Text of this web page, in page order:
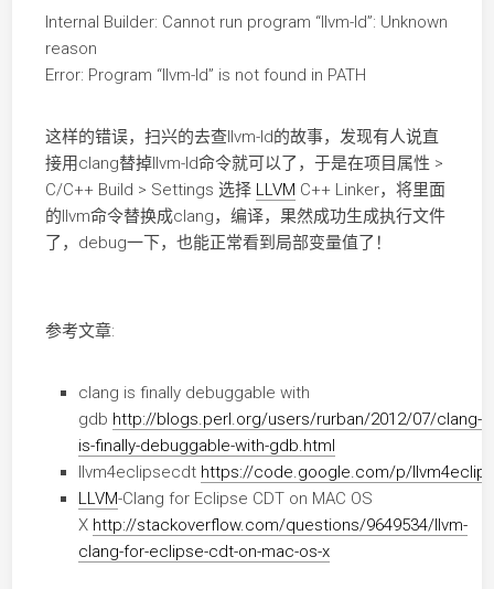
Internal Builder: Cannot run program “llvm-ld”: Unknown
reason
Error: Program “llvm-ld” is not found in PATH
这样的错误，扫兴的去查llvm-ld的故事，发现有人说直
接用clang替掉llvm-ld命令就可以了，于是在项目属性 >
C/C++ Build > Settings 选择 LLVM C++ Linker，将里面
的llvm命令替换成clang，编译，果然成功生成执行文件
了，debug一下，也能正常看到局部变量值了！
参考文章:
clang is finally debuggable with
gdb http://blogs.perl.org/users/rurban/2012/07/clang-
is-finally-debuggable-with-gdb.html
llvm4eclipsecdt https://code.google.com/p/
LLVM-Clang for Eclipse CDT on MAC OS
X http://stackoverflow.com/questions/9649534/llvm-
clang-for-eclipse-cdt-on-mac-os-x